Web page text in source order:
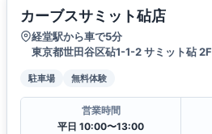
カーブスサミット砧店
経堂駅から車で5分
東京都世田谷区砧1-1-2 サミット砧 2F
駐車場 無料体験
営業時間
平日 10:00〜13:00